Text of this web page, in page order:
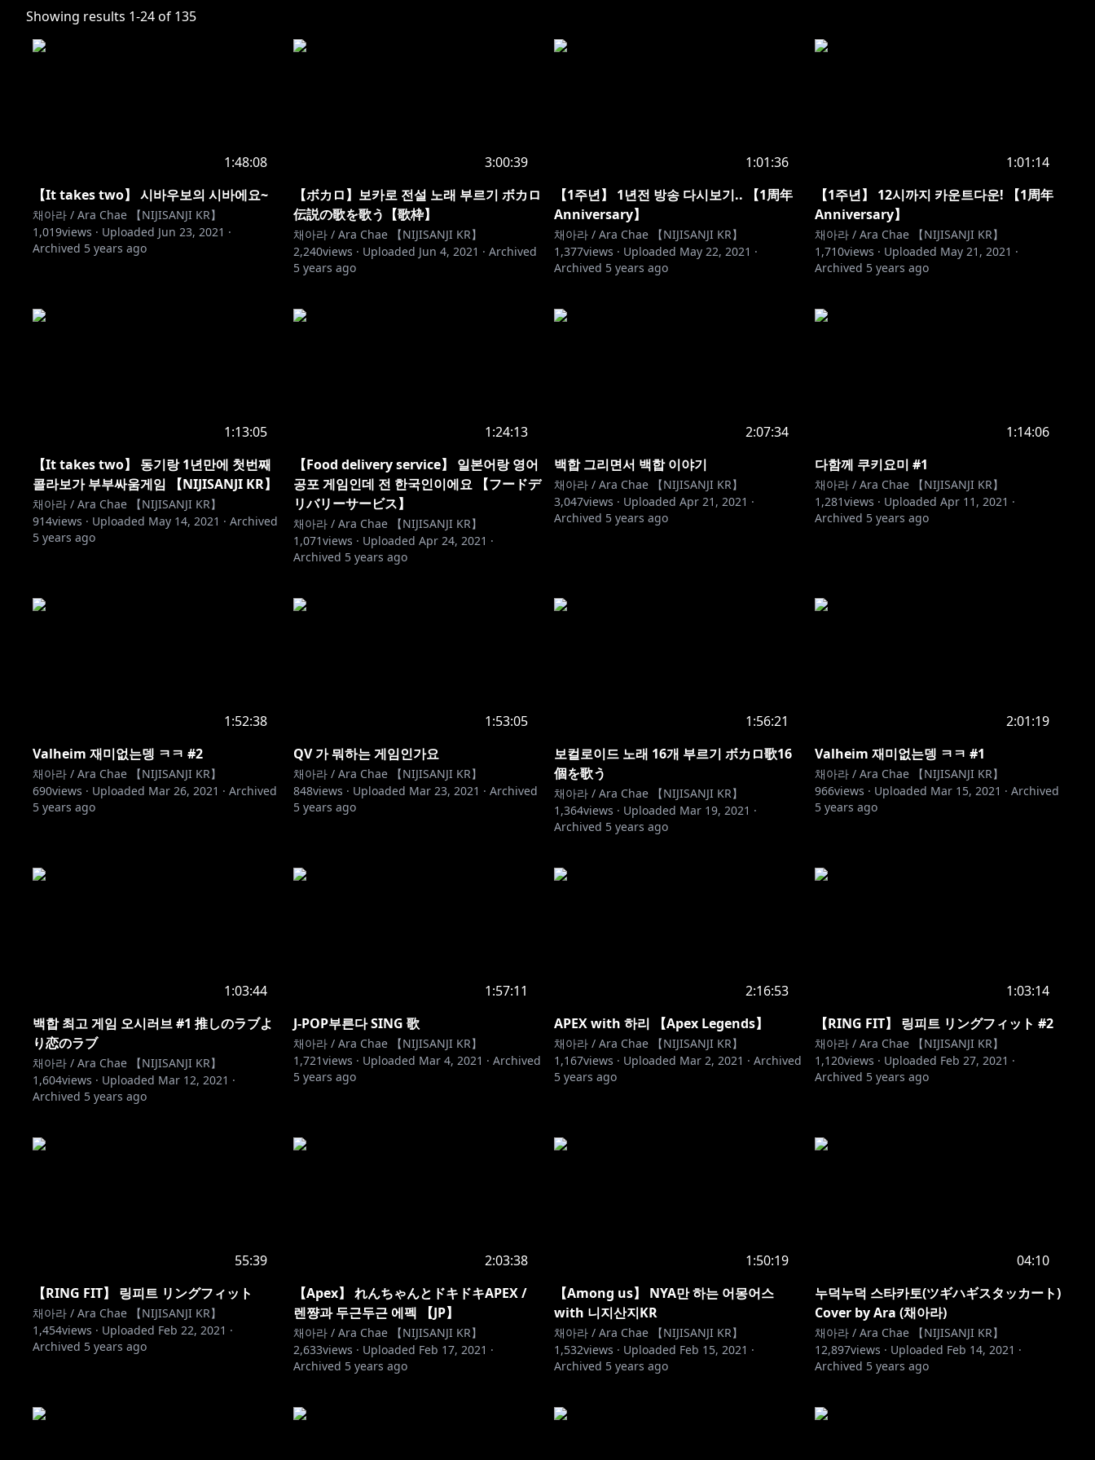
Showing results 1-24of 135
1:48:08
【It takes two】 시바우보의 시바에요~
채아라 / Ara Chae 【NIJISANJI KR】
1,019views · Uploaded Jun 23, 2021 ·
Archived 5 years ago
3:00:39
【ボカロ】보카로 전설 노래 부르기 ボカロ
伝説の歌を歌う【歌枠】
채아라 / Ara Chae 【NIJISANJI KR】
2,240views · Uploaded Jun 4, 2021 · Archived
5 years ago
1:01:36
【1주년】 1년전 방송 다시보기.. 【1周年
Anniversary】
채아라 / Ara Chae 【NIJISANJI KR】
1,377views · Uploaded May 22, 2021 ·
Archived 5 years ago
1:01:14
【1주년】 12시까지 카운트다운! 【1周年
Anniversary】
채아라 / Ara Chae 【NIJISANJI KR】
1,710views · Uploaded May 21, 2021 ·
Archived 5 years ago
1:13:05
【It takes two】 동기랑 1년만에 첫번째
콜라보가 부부싸움게임 【NIJISANJI KR】
채아라 / Ara Chae 【NIJISANJI KR】
914views · Uploaded May 14, 2021 · Archived
5 years ago
1:24:13
【Food delivery service】 일본어랑 영어
공포 게임인데 전 한국인이에요 【フードデ
リバリーサービス】
채아라 / Ara Chae 【NIJISANJI KR】
1,071views · Uploaded Apr 24, 2021 ·
Archived 5 years ago
2:07:34
백합 그리면서 백합 이야기
채아라 / Ara Chae 【NIJISANJI KR】
3,047views · Uploaded Apr 21, 2021 ·
Archived 5 years ago
1:14:06
다함께 쿠키요미 #1
채아라 / Ara Chae 【NIJISANJI KR】
1,281views · Uploaded Apr 11, 2021 ·
Archived 5 years ago
1:52:38
Valheim 재미없는뎅 ㅋㅋ #2
채아라 / Ara Chae 【NIJISANJI KR】
690views · Uploaded Mar 26, 2021 · Archived
5 years ago
1:53:05
QV 가 뭐하는 게임인가요
채아라 / Ara Chae 【NIJISANJI KR】
848views · Uploaded Mar 23, 2021 · Archived
5 years ago
1:56:21
보컬로이드 노래 16개 부르기 ボカロ歌16
個を歌う
채아라 / Ara Chae 【NIJISANJI KR】
1,364views · Uploaded Mar 19, 2021 ·
Archived 5 years ago
2:01:19
Valheim 재미없는뎅 ㅋㅋ #1
채아라 / Ara Chae 【NIJISANJI KR】
966views · Uploaded Mar 15, 2021 · Archived
5 years ago
1:03:44
백합 최고 게임 오시러브 #1 推しのラブよ
り恋のラブ
채아라 / Ara Chae 【NIJISANJI KR】
1,604views · Uploaded Mar 12, 2021 ·
Archived 5 years ago
1:57:11
J-POP부른다 SING 歌
채아라 / Ara Chae 【NIJISANJI KR】
1,721views · Uploaded Mar 4, 2021 · Archived
5 years ago
2:16:53
APEX with 하리 【Apex Legends】
채아라 / Ara Chae 【NIJISANJI KR】
1,167views · Uploaded Mar 2, 2021 · Archived
5 years ago
1:03:14
【RING FIT】 링피트 リングフィット #2
채아라 / Ara Chae 【NIJISANJI KR】
1,120views · Uploaded Feb 27, 2021 ·
Archived 5 years ago
55:39
【RING FIT】 링피트 リングフィット
채아라 / Ara Chae 【NIJISANJI KR】
1,454views · Uploaded Feb 22, 2021 ·
Archived 5 years ago
2:03:38
【Apex】 れんちゃんとドキドキAPEX /
렌쨩과 두근두근 에펙 【JP】
채아라 / Ara Chae 【NIJISANJI KR】
2,633views · Uploaded Feb 17, 2021 ·
Archived 5 years ago
1:50:19
【Among us】 NYA만 하는 어몽어스
with 니지산지KR
채아라 / Ara Chae 【NIJISANJI KR】
1,532views · Uploaded Feb 15, 2021 ·
Archived 5 years ago
04:10
누덕누덕 스타카토(ツギハギスタッカート)
Cover by Ara (채아라)
채아라 / Ara Chae 【NIJISANJI KR】
12,897views · Uploaded Feb 14, 2021 ·
Archived 5 years ago